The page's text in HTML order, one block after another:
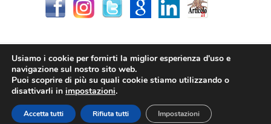
Stefano Corradino |Privacy Policy | © 2026
Usiamo i cookie per fornirti la miglior esperienza d'uso e
navigazione sul nostro sito web.
Puoi scoprire di più su quali cookie stiamo utilizzando o
disattivarli in impostazioni.
Accetta tutti Rifiuta tutti Impostazioni